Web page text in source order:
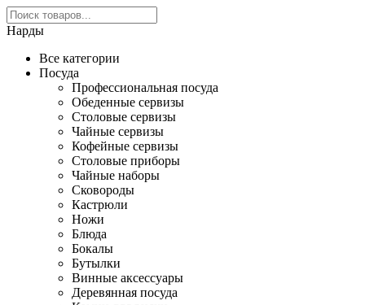
Нарды
Все категории
Посуда
Профессиональная посуда
Обеденные сервизы
Столовые сервизы
Чайные сервизы
Кофейные сервизы
Столовые приборы
Чайные наборы
Сковороды
Кастрюли
Ножи
Блюда
Бокалы
Бутылки
Винные аксессуары
Деревянная посуда